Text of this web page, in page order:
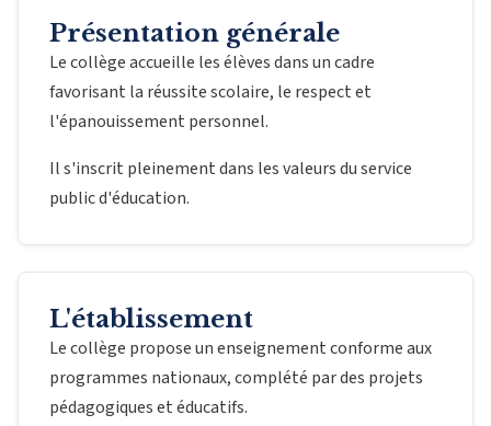
Présentation générale
Le collège accueille les élèves dans un cadre
favorisant la réussite scolaire, le respect et
l'épanouissement personnel.
Il s'inscrit pleinement dans les valeurs du service
public d'éducation.
L'établissement
Le collège propose un enseignement conforme aux
programmes nationaux, complété par des projets
pédagogiques et éducatifs.